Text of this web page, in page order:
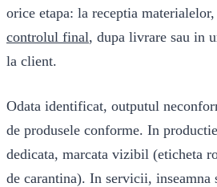
orice etapa: la receptia
controlul final, dupa livrare sau in
la client.
Odata identificat, outputul
de produsele conforme. In
dedicata, marcata vizibil (eticheta
de carantina). In servicii, inseamna